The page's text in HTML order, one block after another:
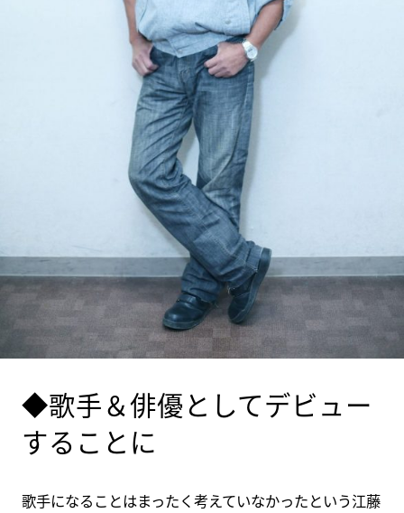
◆歌手＆俳優としてデビュー
することに
歌手になることはまったく考えていなかったという江藤